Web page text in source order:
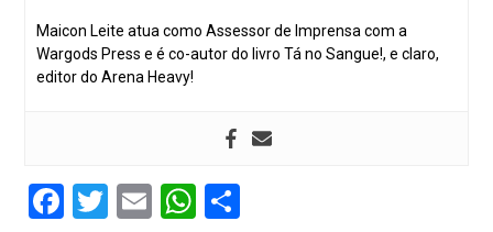
Maicon Leite atua como Assessor de Imprensa com a
Wargods Press e é co-autor do livro Tá no Sangue!, e claro,
editor do Arena Heavy!
Facebook
Twitter
EmailWhatsApp